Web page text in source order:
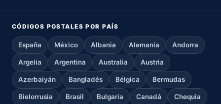
CÓDIGOS POSTALES POR PAÍS
España México Albania Alemania Andorra
Argelia Argentina Australia Austria
Azerbaiyán Bangladés Bélgica Bermudas
Bielorrusia Brasil Bulgaria Canadá Chequia